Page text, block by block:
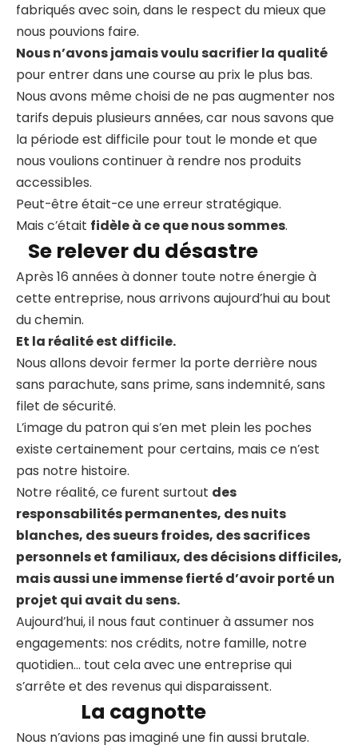
fabriqués avec soin, dans le respect du mieux que
nous pouvions faire.
Nous n’avons jamais voulu sacrifier la qualité
pour entrer dans une course au prix le plus bas.
Nous avons même choisi de ne pas augmenter nos
tarifs depuis plusieurs années, car nous savons que
la période est difficile pour tout le monde et que
nous voulions continuer à rendre nos produits
accessibles.
Peut-être était-ce une erreur stratégique.
Mais c’était fidèle à ce que nous sommes.
Se relever du désastre
Après 16 années à donner toute notre énergie à
cette entreprise, nous arrivons aujourd’hui au bout
du chemin.
Et la réalité est difficile.
Nous allons devoir fermer la porte derrière nous
sans parachute, sans prime, sans indemnité, sans
filet de sécurité.
L’image du patron qui s’en met plein les poches
existe certainement pour certains, mais ce n’est
pas notre histoire.
Notre réalité, ce furent surtout des
responsabilités permanentes, des nuits
blanches, des sueurs froides, des sacrifices
personnels et familiaux, des décisions difficiles,
mais aussi une immense fierté d’avoir porté un
projet qui avait du sens.
Aujourd’hui, il nous faut continuer à assumer nos
engagements: nos crédits, notre famille, notre
quotidien… tout cela avec une entreprise qui
s’arrête et des revenus qui disparaissent.
La cagnotte
Nous n’avions pas imaginé une fin aussi brutale.